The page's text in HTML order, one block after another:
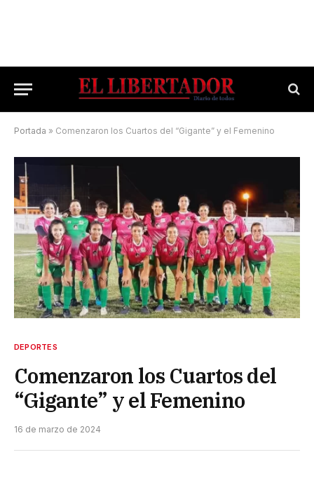
Portada » Comenzaron los Cuartos del “Gigante” y el Femenino
DEPORTES
Comenzaron los Cuartos del
“Gigante” y el Femenino
16 de marzo de 2024